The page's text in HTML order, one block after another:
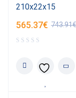
210x22x15
743.91€
565.37€